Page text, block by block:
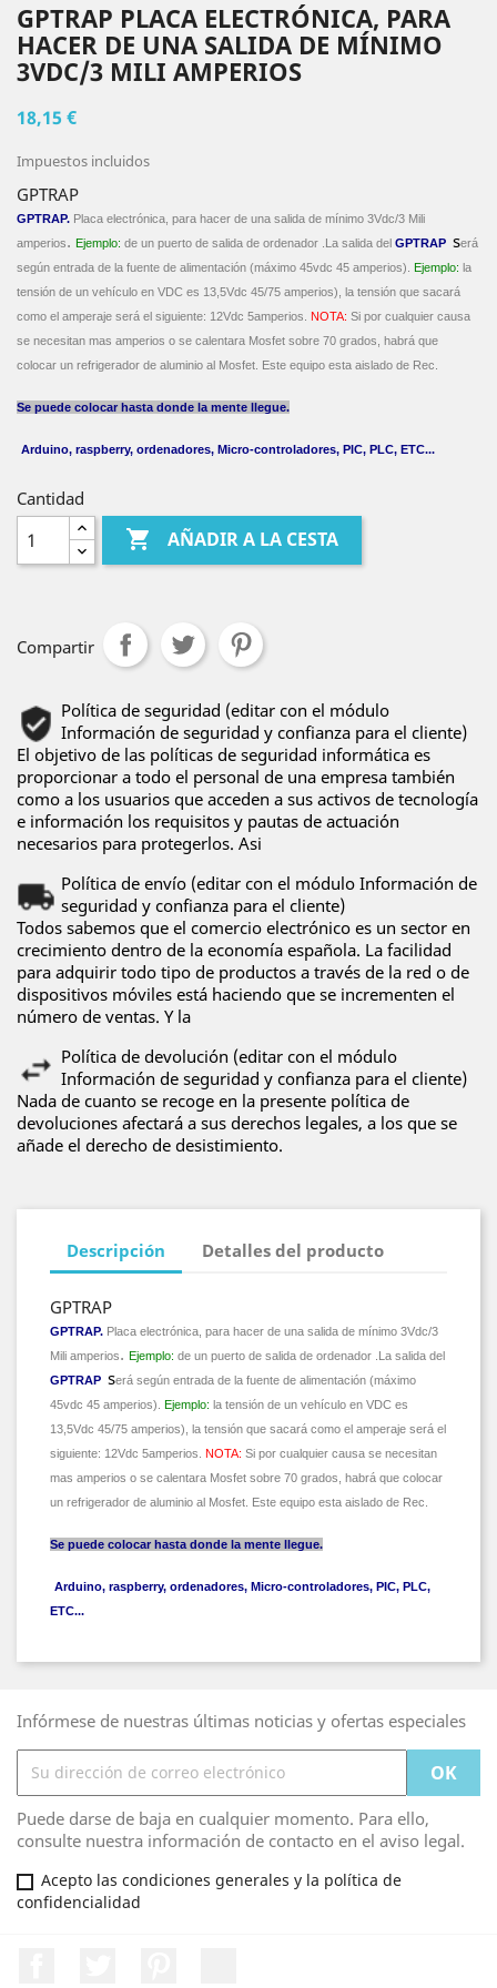
GPTRAP PLACA ELECTRÓNICA, PARA
HACER DE UNA SALIDA DE MÍNIMO
3VDC/3 MILI AMPERIOS
18,15 €
Impuestos incluidos
GPTRAP
GPTRAP. Placa electrónica, para hacer de una salida de mínimo 3Vdc/3 Mili
amperios. Ejemplo: de un puerto de salida de ordenador .La salida del GPTRAP será
según entrada de la fuente de alimentación (máximo 45vdc 45 amperios). Ejemplo: la
tensión de un vehículo en VDC es 13,5Vdc 45/75 amperios), la tensión que sacará
como el amperaje será el siguiente: 12Vdc 5amperios. NOTA: Si por cualquier causa
se necesitan mas amperios o se calentara Mosfet sobre 70 grados, habrá que
colocar un refrigerador de aluminio al Mosfet. Este equipo esta aislado de Rec.
Se puede colocar hasta donde la mente llegue.
Arduino, raspberry, ordenadores, Micro-controladores, PIC, PLC, ETC...
Cantidad
 AÑADIR A LA CESTA
Compartir
Política de seguridad (editar con el módulo
Información de seguridad y confianza para el cliente)
El objetivo de las políticas de seguridad informática es
proporcionar a todo el personal de una empresa también
como a los usuarios que acceden a sus activos de tecnología
e información los requisitos y pautas de actuación
necesarios para protegerlos. Asi
Política de envío (editar con el módulo Información de
seguridad y confianza para el cliente)
Todos sabemos que el comercio electrónico es un sector en
crecimiento dentro de la economía española. La facilidad
para adquirir todo tipo de productos a través de la red o de
dispositivos móviles está haciendo que se incrementen el
número de ventas. Y la
Política de devolución (editar con el módulo
Información de seguridad y confianza para el cliente)
Nada de cuanto se recoge en la presente política de
devoluciones afectará a sus derechos legales, a los que se
añade el derecho de desistimiento.
Descripción Detalles del producto
GPTRAP
GPTRAP. Placa electrónica, para hacer de una salida de mínimo 3Vdc/3
Mili amperios. Ejemplo: de un puerto de salida de ordenador .La salida del
GPTRAP será según entrada de la fuente de alimentación (máximo
45vdc 45 amperios). Ejemplo: la tensión de un vehículo en VDC es
13,5Vdc 45/75 amperios), la tensión que sacará como el amperaje será el
siguiente: 12Vdc 5amperios. NOTA: Si por cualquier causa se necesitan
mas amperios o se calentara Mosfet sobre 70 grados, habrá que colocar
un refrigerador de aluminio al Mosfet. Este equipo esta aislado de Rec.
Se puede colocar hasta donde la mente llegue.
Arduino, raspberry, ordenadores, Micro-controladores, PIC, PLC,
ETC...
Infórmese de nuestras últimas noticias y ofertas especiales
Puede darse de baja en cualquier momento. Para ello,
consulte nuestra información de contacto en el aviso legal.
Acepto las condiciones generales y la política de
confidencialidad